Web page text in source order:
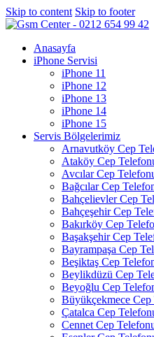
Skip to content Skip to footer
Anasayfa
iPhone Servisi
iPhone 11
iPhone 12
iPhone 13
iPhone 14
iPhone 15
Servis Bölgelerimiz
Arnavutköy Cep
Ataköy Cep
Avcılar Cep
Bağcılar Cep
Bahçelievler Cep
Bahçeşehir Cep
Bakırköy Cep
Başakşehir Cep
Bayrampaşa Cep
Beşiktaş Cep
Beylikdüzü Cep
Beyoğlu Cep
Büyükçekmece
Çatalca Cep
Cennet Cep